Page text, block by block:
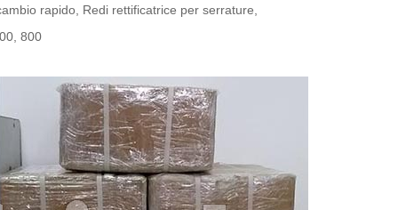
rapido, Redi rettificatrice per serrature,
800